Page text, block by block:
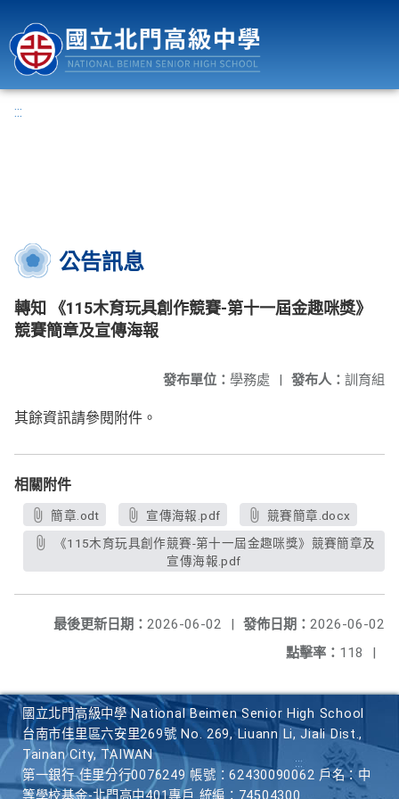
:::
公告訊息
轉知 《115木育玩具創作競賽-第十一屆金趣咪獎》
競賽簡章及宣傳海報
發布人： 訓育組
發布單位： 學務處 |
其餘資訊請參閱附件。
相關附件
簡章.odt 宣傳海報.pdf
競賽簡章.docx
宣傳海報.pdf
發佈日期： 2026-06-02
最後更新日期： 2026-06-02
|
點擊率： 118 |
國立北門高級中學 National Beimen Senior High School
台南市佳里區六安里269號 No. 269, Liuann Li, Jiali Dist.,
Tainan City, TAIWAN
第一銀行 佳里分行0076249 帳號：62430090062 戶名：中
等學校基金-北門高中401專戶 統編：74504300